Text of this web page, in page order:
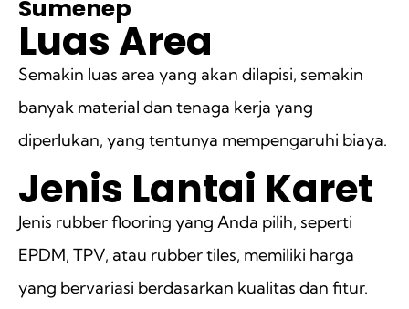
Sumenep
Luas Area
Semakin luas area yang akan dilapisi, semakin
banyak material dan tenaga kerja yang
diperlukan, yang tentunya mempengaruhi biaya.
Jenis Lantai Karet
Jenis rubber flooring yang Anda pilih, seperti
EPDM, TPV, atau rubber tiles, memiliki harga
yang bervariasi berdasarkan kualitas dan fitur.